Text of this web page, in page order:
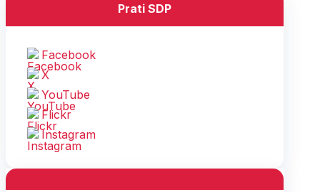
Prati SDP
Facebook
X
YouTube
Flickr
Instagram